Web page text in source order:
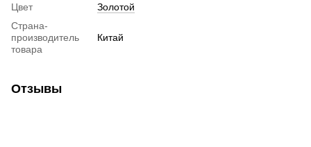
Цвет
Золотой
Страна-
производитель
товара
Китай
Отзывы